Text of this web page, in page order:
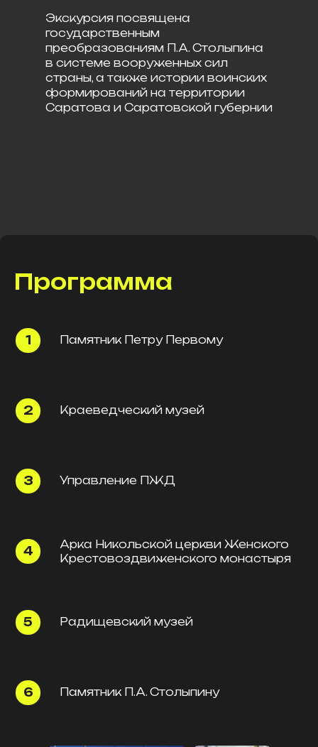
Экскурсия посвящена
государственным
преобразованиям П.А. Столыпина
в системе вооруженных сил
страны, а также истории воинских
формирований на территории
Саратова и Саратовской губернии
Программа
Памятник Петру Первому
Краеведческий музей
Управление ПЖД
Арка Никольской церкви Женского
Крестовоздвиженского монастыря
Радищевский музей
Памятник П.А. Столыпину